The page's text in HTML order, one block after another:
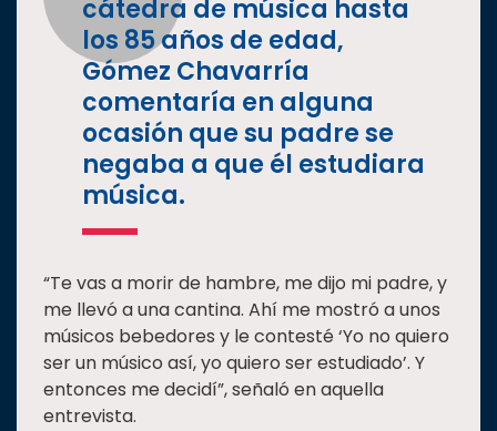
cátedra de música hasta
los 85 años de edad,
Gómez Chavarría
comentaría en alguna
ocasión que su padre se
negaba a que él estudiara
música.
“Te vas a morir de hambre, me dijo mi padre, y
me llevó a una cantina. Ahí me mostró a unos
músicos bebedores y le contesté ‘Yo no quiero
ser un músico así, yo quiero ser estudiado’. Y
entonces me decidí”, señaló en aquella
entrevista.